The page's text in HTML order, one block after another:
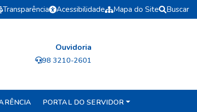
Transparência Acessibilidade Mapa do Site Buscar
Ouvidoria
98 3210-2601
PORTAL DO SERVIDOR